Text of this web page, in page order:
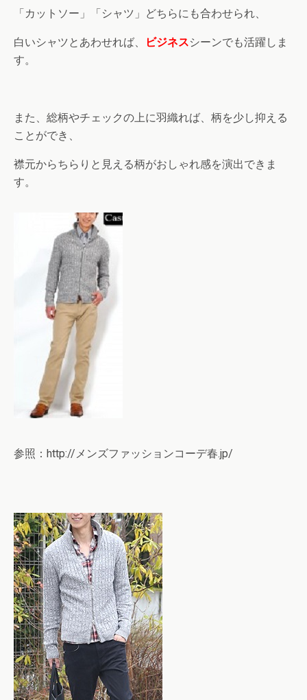
「カットソー」「シャツ」どちらにも合わせられ、
白いシャツとあわせれば、 ビジネスシーンでも活躍しま
す。
また、総柄やチェックの上に羽織れば、柄を少し抑える
ことができ、
襟元からちらりと見える柄がおしゃれ感を演出できま
す。
参照：http://メンズファッションコーデ春.jp/